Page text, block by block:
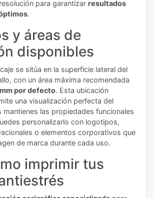
para garantizar resultados
.
y áreas de
disponibles
se sitúa en la superficie lateral del
con un área máxima recomendada
por defecto. Esta ubicación
una visualización perfecta del
mantienes las propiedades funcionales
personalizarlo con logotipos,
o elementos corporativos que
de marca durante cada uso.
imprimir tus